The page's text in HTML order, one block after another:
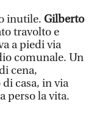
inutile. Gilberto
travolto e
a piedi via
comunale. Un
cena,
casa, in via
perso la vita.